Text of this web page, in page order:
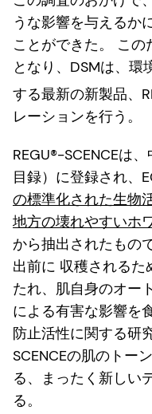
うな影響を与えるか
ことができた。 こ
となり、DSMは、環
する最新の新製品、
レーションを行う。
REGU®-SCENCEは
目録）に登録され、
の標準化された生物
地方の壊れやすいホ
から抽出されたもの
出前に 収穫される
たれ、肌自身のオー
による有害な影響を
防止活性に関する研
SCENCEの肌のトー
る、まったく新しい
る。